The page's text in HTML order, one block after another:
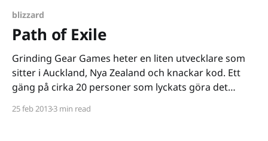
blizzard
Path of Exile
Grinding Gear Games heter en liten utvecklare som
sitter i Auckland, Nya Zealand och knackar kod. Ett
gäng på cirka 20 personer som lyckats göra det
som sådant heter nu inte Diablo, utan Path of Exile
25 feb 20133 min read